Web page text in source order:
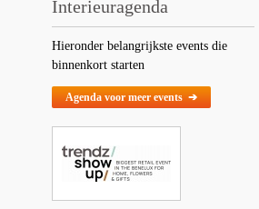
Interieuragenda
Hieronder belangrijkste events die
binnenkort starten
Agenda voor meer events ➔